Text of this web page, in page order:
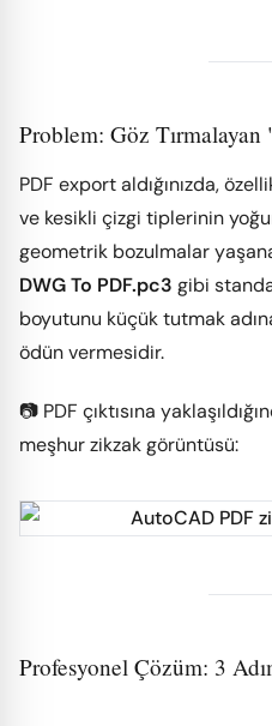
Problem: Göz
PDF export aldığınızda,
ve kesikli çizgi tiplerinin
geometrik bozulmalar
DWG To PDF.pc3 gibi
boyutunu küçük tutmak
ödün vermesidir.
📷 PDF çıktısına
meşhur zikzak görüntüsü:
Profesyonel Çözüm: 3